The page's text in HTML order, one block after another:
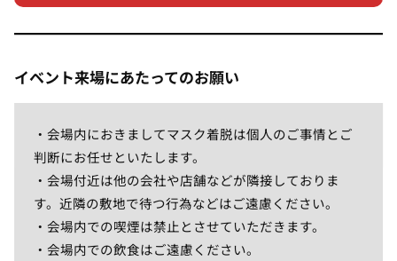
イベント来場にあたってのお願い
・会場内におきましてマスク着脱は個人のご事情とご
判断にお任せといたします。
・会場付近は他の会社や店舗などが隣接しておりま
す。近隣の敷地で待つ行為などはご遠慮ください。
・会場内での喫煙は禁止とさせていただきます。
・会場内での飲食はご遠慮ください。